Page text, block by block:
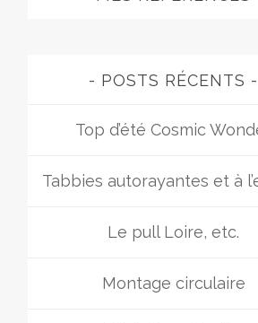
POSTS RÉCENTS
Top d’été Cosmic
Tabbies autorayantes et à
Le pull Loire, etc.
Montage circulaire